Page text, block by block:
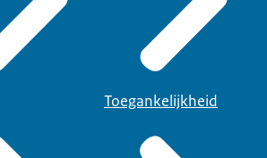
Toegankelijkheid